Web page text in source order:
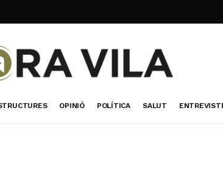
OPINIÓ POLÍTICA SALUT